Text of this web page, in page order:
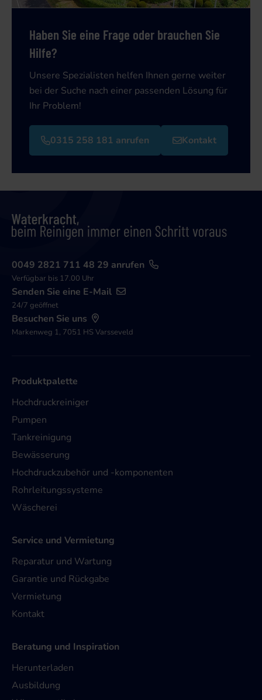
Haben Sie eine Frage oder brauchen Sie
Hilfe?
Unsere Spezialisten helfen Ihnen gerne weiter
bei der Suche nach einer passenden Lösung für
Ihr Problem!
0315 258 181 anrufen Kontakt
0049 2821 711 48 29 anrufen
Verfügbar bis 17.00 Uhr
Senden Sie eine E-Mail
24/7 geöffnet
Besuchen Sie uns
Markenweg 1, 7051 HS Varsseveld
Produktpalette
Hochdruckreiniger
Pumpen
Tankreinigung
Bewässerung
Hochdruckzubehör und -komponenten
Rohrleitungssysteme
Wäscherei
Service und Vermietung
Reparatur und Wartung
Garantie und Rückgabe
Vermietung
Kontakt
Beratung und Inspiration
Herunterladen
Ausbildung